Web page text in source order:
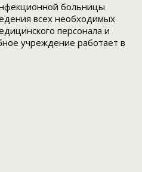
больницы
всех необходимых
персонала и
учреждение работает в